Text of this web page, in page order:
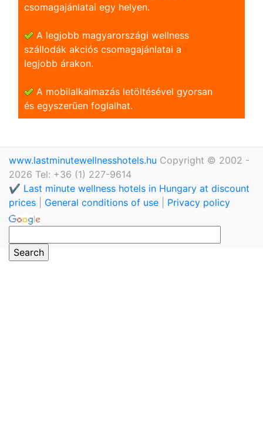
csomagajánlatai egy helyen.
A legjobb magyarországi wellness
szállodák akciós csomagajánlatai a
legjobb árakon.
A mobilalkalmazás letöltésével gyorsan
és egyszerũen foglalhat.
www.lastminutewellnesshotels.hu Copyright © 2002 -
2026 Tel: +36 (1) 227-9614
✔️ Last minute wellness hotels in Hungary at discount
prices
General conditions of use Privacy policy